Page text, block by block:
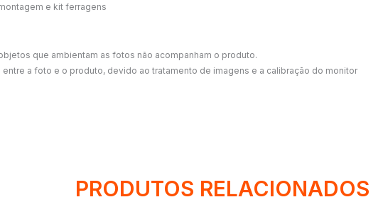
e kit ferragens
que ambientam as fotos não acompanham o produto.
a foto e o produto, devido ao tratamento de imagens e a calibração do monitor
PRODUTOS RELACIONADOS